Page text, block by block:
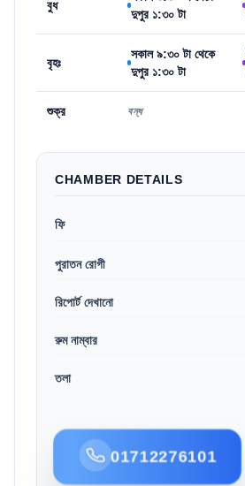
বুধ
দুপুর ১:৩০ টা
বৃহঃ
সকাল ৯:৩০ টা থেকে
দুপুর ১:৩০ টা
শুক্র বন্ধ
CHAMBER DETAILS
ফি
পুরাতন রোগী
রিপোর্ট দেখানো
রুম নাম্বার
তলা
01712276101